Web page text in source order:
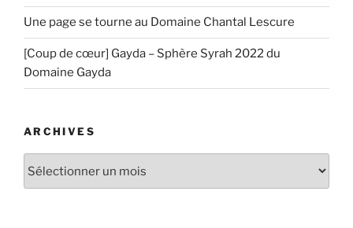
Une page se tourne au Domaine Chantal Lescure
[Coup de cœur] Gayda – Sphère Syrah 2022 du
Domaine Gayda
ARCHIVES